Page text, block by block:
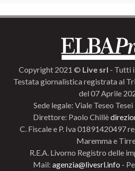
Copyright 2021 © Live srl - Tutti
Testata giornalistica registrata al
del 07 Aprile
Sede legale: Viale Teseo
Direttore: Paolo Chillè
C. Fiscale e P. Iva 01891420497
Maremma e
R.E.A. Livorno Registro delle
Mail: agenzia@livesrl.info -